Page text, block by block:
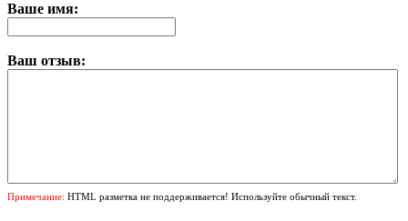
Ваше имя:
Ваш отзыв:
Примечание: HTML разметка не поддерживается! Используйте обычный текст.